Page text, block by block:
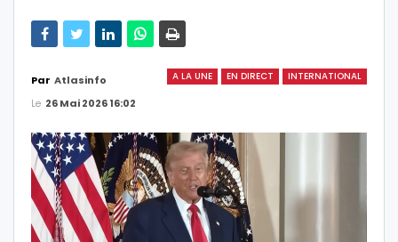
A LA UNE EN DIRECT INTERNATIONAL
Par Atlasinfo
Le 26 Mai 2026 16:02